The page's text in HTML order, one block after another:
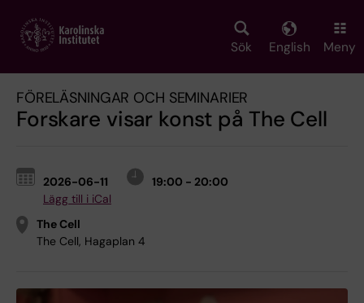
main
Sök English Meny
FÖRELÄSNINGAR OCH SEMINARIER
Forskare visar konst på The Cell
2026-06-11
19:00 - 20:00
Lägg till i iCal
The Cell
The Cell, Hagaplan 4